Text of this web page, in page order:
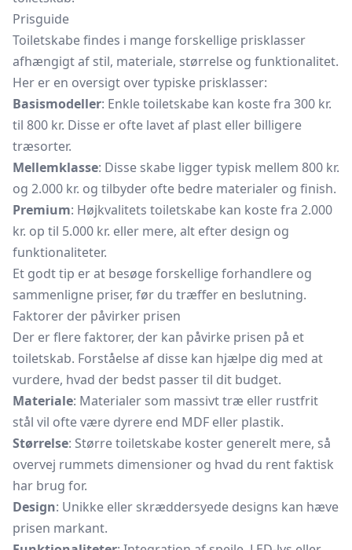
Prisguide
Toiletskabe findes i mange forskellige prisklasser
afhængigt af stil, materiale, størrelse og funktionalitet.
Her er en oversigt over typiske prisklasser:
Basismodeller: Enkle toiletskabe kan koste fra 300 kr.
til 800 kr. Disse er ofte lavet af plast eller billigere
træsorter.
Mellemklasse: Disse skabe ligger typisk mellem 800 kr.
og 2.000 kr. og tilbyder ofte bedre materialer og finish.
Premium: Højkvalitets toiletskabe kan koste fra 2.000
kr. op til 5.000 kr. eller mere, alt efter design og
funktionaliteter.
Et godt tip er at besøge forskellige forhandlere og
sammenligne priser, før du træffer en beslutning.
Faktorer der påvirker prisen
Der er flere faktorer, der kan påvirke prisen på et
toiletskab. Forståelse af disse kan hjælpe dig med at
vurdere, hvad der bedst passer til dit budget.
Materiale: Materialer som massivt træ eller rustfrit
stål vil ofte være dyrere end MDF eller plastik.
Størrelse: Større toiletskabe koster generelt mere, så
overvej rummets dimensioner og hvad du rent faktisk
har brug for.
Design: Unikke eller skræddersyede designs kan hæve
prisen markant.